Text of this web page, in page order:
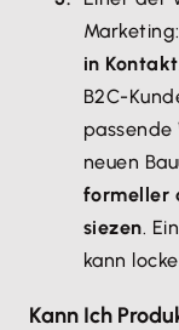
in Kontakt
B2C-
passende
neuen
formeller
siezen.
kann
Kann Ich